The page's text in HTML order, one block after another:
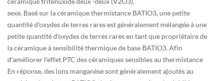
sexe. Basé sur la céramique thermistance BATIO3, une petite
quantité d'oxydes de terres rares est généralement mélangée à une
petite quantité d'oxydes de terres rares en tant que propriétaire de
la céramique à sensibilité thermique de base BATIO3. Afin
d'améliorer l'effet PTC des céramiques sensibles au thermistance
En réponse, des ions manganèse sont généralement ajoutés au